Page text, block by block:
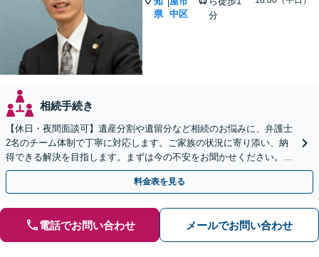
県
中区
分
相続手続き
【休日・夜間面談可】遺産分割や遺留分など相続のお悩みに、弁護士
2名のチーム体制で丁寧に対応します。ご家族の状況に寄り添い、納
得できる解決を目指します。まずは今の不安をお聞かせください。
【メール・WEB相談可】
料金表を見る
電話でお問い合わせ メールでお問い合わせ